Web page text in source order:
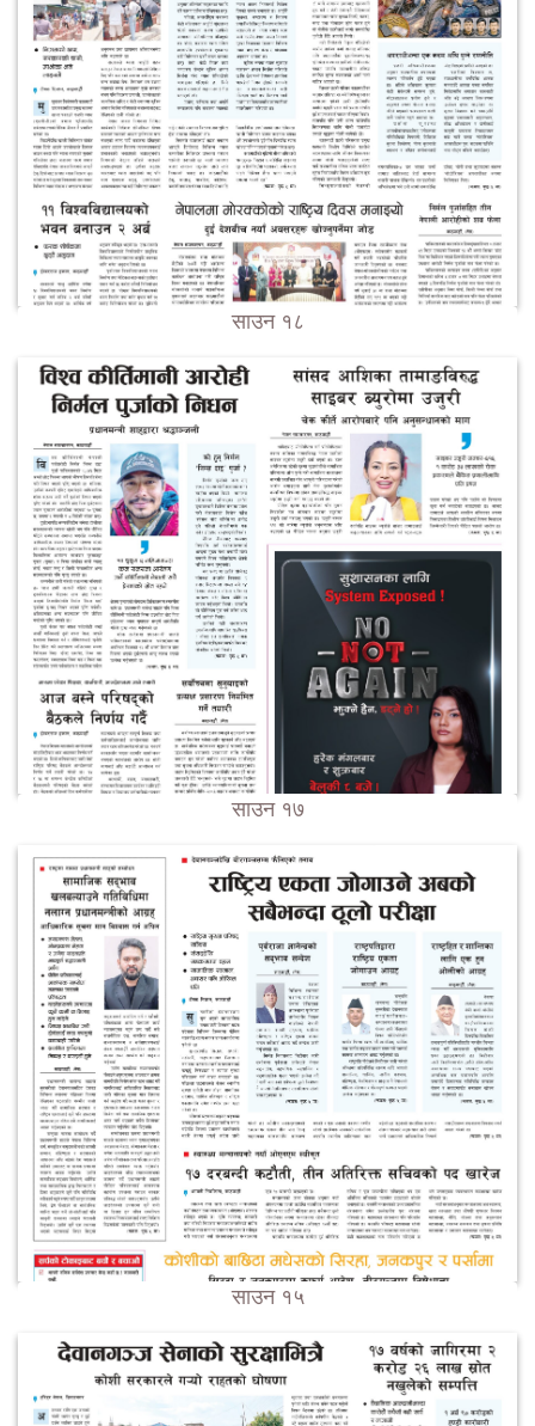
साउन १८
साउन १७
साउन १५